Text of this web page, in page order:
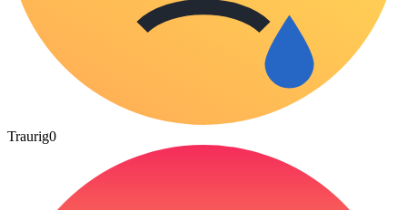
Traurig0